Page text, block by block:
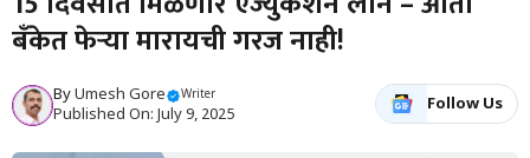
बँकेत फेऱ्या मारायची गरज नाही!
ByUmesh Gore Writer
Published On: July 9, 2025
Follow Us